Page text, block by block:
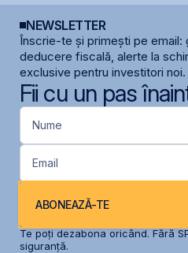
NEWSLETTER
Înscrie-te și primești pe email:
deducere fiscală, alerte la
exclusive pentru investitori noi.
Fii cu un pas
Nume
Email
ABONEAZĂ-TE
Te poți dezabona oricând. Fără
siguranță.